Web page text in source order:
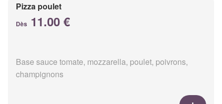
Pizza poulet
Dès 11.00 €
Base sauce tomate, mozzarella, poulet, poivrons,
champignons